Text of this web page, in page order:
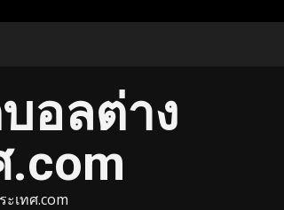
อลต่าง
.com
เทศ.com